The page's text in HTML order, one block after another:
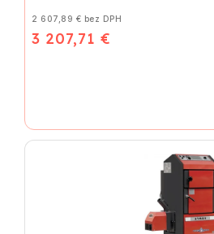
2 607,89 € bez DPH
3 207,71 €